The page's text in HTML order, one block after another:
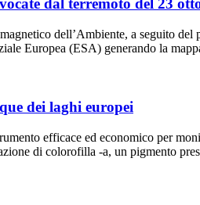
dal terremoto del 23
dell’Ambiente, a seguito
Europea (ESA) generando la
dei laghi europei
efficace ed economico per
di colorofilla -a, un pigmento